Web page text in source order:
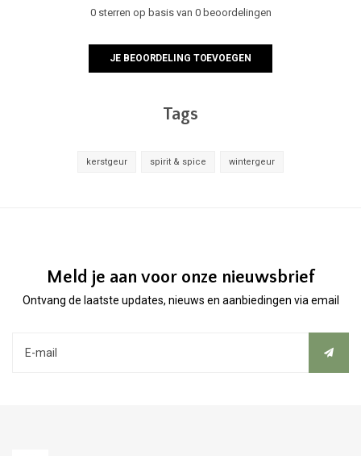
0 sterren op basis van 0 beoordelingen
JE BEOORDELING TOEVOEGEN
Tags
kerstgeur spirit & spice wintergeur
Meld je aan voor onze nieuwsbrief
Ontvang de laatste updates, nieuws en aanbiedingen via email